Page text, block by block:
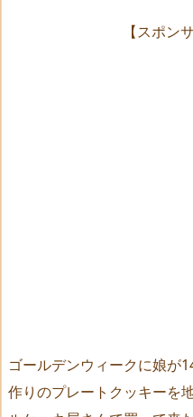
【スポン
ゴールデンウィークに娘が
作りのプレートクッキーを